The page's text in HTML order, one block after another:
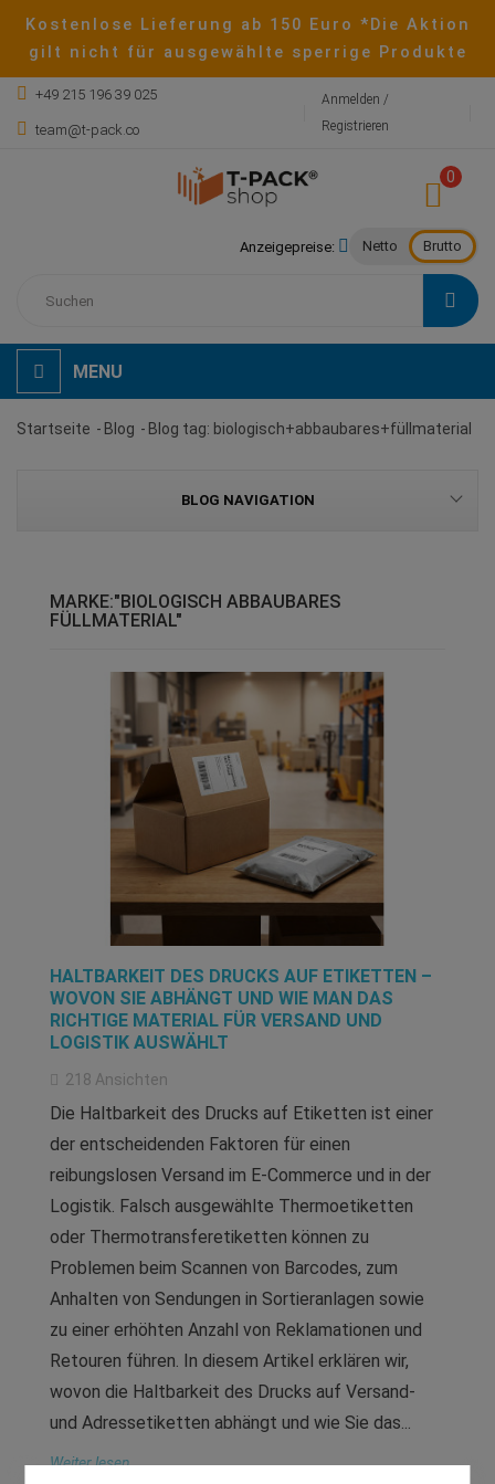
Kostenlose Lieferung ab 150 Euro *Die Aktion
gilt nicht für ausgewählte sperrige Produkte
+49 215 196 39 025
team@t-pack.co
Anmelden /
Registrieren
Anzeigepreise: Netto Brutto
0
MENU
Startseite Blog Blog tag: biologisch+abbaubares+füllmaterial
BLOG NAVIGATION
MARKE:"BIOLOGISCH ABBAUBARES
FÜLLMATERIAL"
HALTBARKEIT DES DRUCKS AUF ETIKETTEN –
WOVON SIE ABHÄNGT UND WIE MAN DAS
RICHTIGE MATERIAL FÜR VERSAND UND
LOGISTIK AUSWÄHLT
218 Ansichten
Die Haltbarkeit des Drucks auf Etiketten ist einer
der entscheidenden Faktoren für einen
reibungslosen Versand im E-Commerce und in der
Logistik. Falsch ausgewählte Thermoetiketten
oder Thermotransferetiketten können zu
Problemen beim Scannen von Barcodes, zum
Anhalten von Sendungen in Sortieranlagen sowie
zu einer erhöhten Anzahl von Reklamationen und
Retouren führen. In diesem Artikel erklären wir,
wovon die Haltbarkeit des Drucks auf Versand-
und Adressetiketten abhängt und wie Sie das...
Weiter lesen